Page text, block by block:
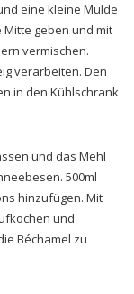
eine kleine Mulde
Mitte geben und mit
vermischen.
verarbeiten. Den
in den Kühlschrank
und das Mehl
500ml
hinzufügen. Mit
und
Béchamel zu